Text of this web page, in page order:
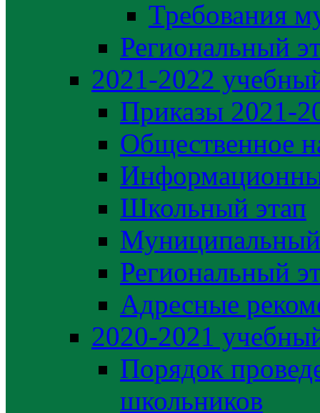
Требования
Региональный
2021-2022
Приказы 2021-
Общественное
Школьный этап
Муниципальный
Региональный
Адресные
2020-2021
Порядок
школьников